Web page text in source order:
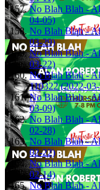
No Blah Blah -
04-05)
No Blah Blah -
03-29)
No Blah Blah -
03-22)
No Blah Blah -
110322 (2022-
No Blah Blah -
03-09)
No Blah Blah -
02-28)
No Blah Blah -
02-22)
No Blah Blah -
02-14)
No Blah Blah -